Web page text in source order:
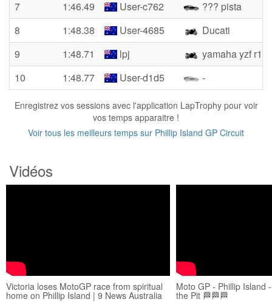
7
1:46.49 User-c762
??? pista
8
1:48.38 User-4685
Ducati
9
1:48.71 lpj
yamaha yzf r1m
10
1:48.77 User-d1d5 -
Enregistrez vos sessions avec l'application LapTrophy pour voir
vos temps apparaitre !
Voir tous les meilleurs temps sur Phillip Island GP Circuit
Vidéos
Victoria loses MotoGP race from spiritual
home on Phillip Island | 9 News Australia
Moto GP - Phillip Island
the Pit 🏁🏁🏁